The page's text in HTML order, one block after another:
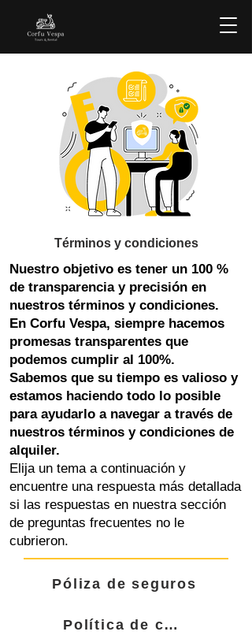
Términos y condiciones
Nuestro objetivo es tener un 100 %
de transparencia y precisión en
nuestros términos y condiciones.
En Corfu Vespa, siempre hacemos
promesas transparentes que
podemos cumplir al 100%.
Sabemos que su tiempo es valioso y
estamos haciendo todo lo posible
para ayudarlo a navegar a través de
nuestros términos y condiciones de
alquiler.
Elija un tema a continuación y
encuentre una respuesta más detallada
si las respuestas en nuestra sección
de preguntas frecuentes no le
cubrieron.
Póliza de seguros
Política de combustible